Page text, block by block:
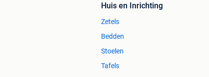
Huis en Inrichting
Zetels
Bedden
Stoelen
Tafels